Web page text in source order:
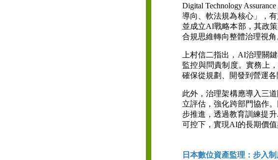
Digital Technology
導向、軟法規為核心」，
並成立AI戰略本部，其政
合規思維轉向整體治理視角
上村信二指出，AI治理關
監控與問責制度。實務上
確保從規劃、開發到營運
此外，治理架構應導入三
立評估，強化跨部門協作
步推進，透過教育訓練提
可控下，實現AI的長期價值
日本數位資產監理：步入